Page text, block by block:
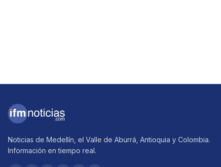
Noticias de Medellín, el Valle de Aburrá, Antioquia y Colombia.
Información en tiempo real.